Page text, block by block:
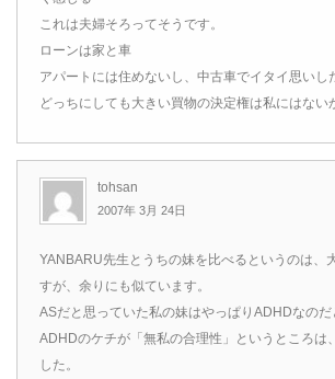
これは夫婦そろってそうです。
ローンは家と車
アパートには住めないし、中古車でイタイ思いし
どっちにしても大きい買物の決定権は私にはない
tohsan
2007年 3月 24日
YANBARU先生とうちの妹を比べるというのは、
すが、余りにも似ています。
ASだと思っていた私の妹はやっぱりADHDなのだ
ADHDのケチが「無私の合理性」というところは
した。